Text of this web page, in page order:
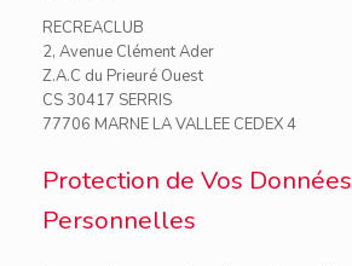
RECREACLUB
2, Avenue Clément Ader
Z.A.C du Prieuré Ouest
CS 30417 SERRIS
77706 MARNE LA VALLEE CEDEX 4
Protection de Vos Données
Personnelles